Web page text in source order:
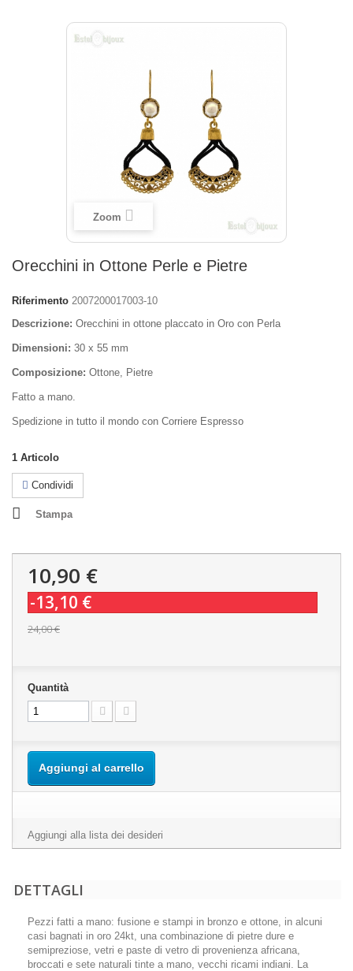
Zoom
Orecchini in Ottone Perle e Pietre
Riferimento 2007200017003-10
Descrizione: Orecchini in ottone placcato in Oro con Perla
Dimensioni: 30 x 55 mm
Composizione: Ottone, Pietre
Fatto a mano.
Spedizione in tutto il mondo con Corriere Espresso
1 Articolo
Condividi
Stampa
10,90 €
-13,10 €
24,00 €
Quantità
Aggiungi al carrello
Aggiungi alla lista dei desideri
DETTAGLI
Pezzi fatti a mano: fusione e stampi in bronzo e ottone, in alcuni
casi bagnati in oro 24kt, una combinazione di pietre dure e
semipreziose, vetri e paste di vetro di provenienza africana,
broccati e sete naturali tinte a mano, vecchi ricami indiani. La